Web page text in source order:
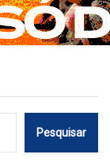
Pesquisar